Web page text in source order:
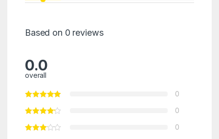
Based on 0 reviews
0.0
overall
0
0
0